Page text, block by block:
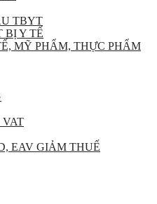
TBYT
BỊ Y TẾ
MỸ PHẨM, THỰC PHẨM
EAV GIẢM THUẾ